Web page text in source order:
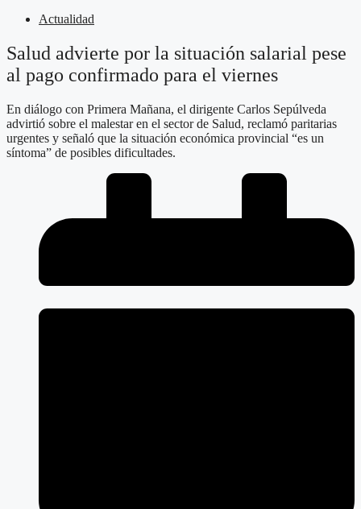
Actualidad
Salud advierte por la situación salarial pese
al pago confirmado para el viernes
En diálogo con Primera Mañana, el dirigente Carlos Sepúlveda
advirtió sobre el malestar en el sector de Salud, reclamó paritarias
urgentes y señaló que la situación económica provincial “es un
síntoma” de posibles dificultades.